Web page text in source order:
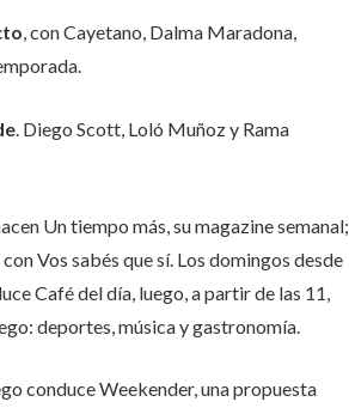
, con Cayetano, Dalma Maradona,
. Diego Scott, Loló Muñoz y Rama
Un tiempo más, su magazine semanal;
Vos sabés que sí. Los domingos desde
Café del día, luego, a partir de las 11,
deportes, música y gastronomía.
conduce Weekender, una propuesta